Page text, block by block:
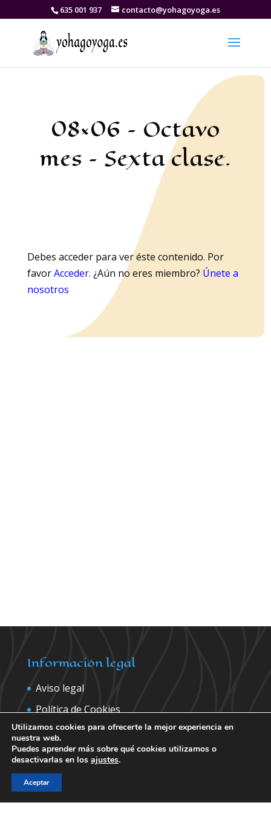
635 001 937 contacto@yohagoyoga.es
08×06 – Octavo
mes – Sexta clase.
Debes acceder para ver éste contenido. Por
favorAcceder. ¿Aún no eres miembro? Únete a
nosotros
Información legal
Aviso legal
Política de Cookies
Política de privacidad
Contáctanos para más información
Utilizamos cookies para ofrecerte la mejor experiencia en
nuestra web.
Puedes aprender más sobre qué cookies utilizamos o
desactivarlas en los ajustes.
Aceptar